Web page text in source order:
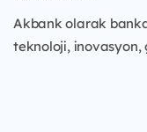
Akbank olarak
teknoloji, inovasyon,